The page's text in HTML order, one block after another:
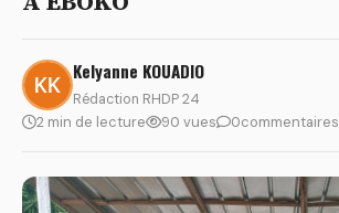
Kelyanne KOUADIO
Rédaction RHDP 24
2 min de lecture 90 vues 0commentaires